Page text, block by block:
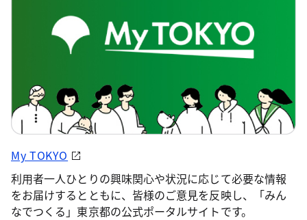
My TOKYO
利用者一人ひとりの興味関心や状況に応じて必要な情報
をお届けするとともに、皆様のご意見を反映し、「みん
なでつくる」東京都の公式ポータルサイトです。